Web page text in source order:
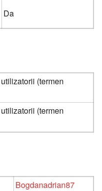
Da
(termen
(termen
Bogdanadrian87